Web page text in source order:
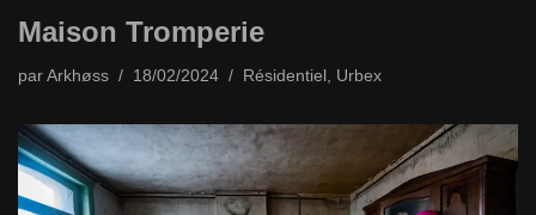
Maison Tromperie
par Arkhøss 18/02/2024 Résidentiel Urbex